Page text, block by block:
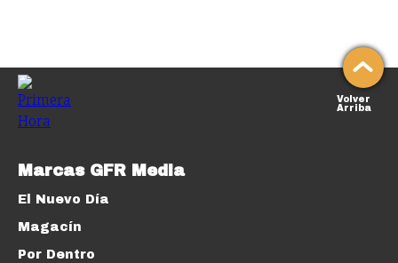
Volver
Arriba
Marcas GFR Media
El Nuevo Día
Magacín
Por Dentro